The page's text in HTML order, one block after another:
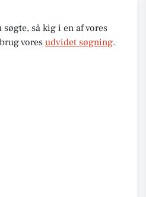
så kig i en af vores
vores udvidet søgning.